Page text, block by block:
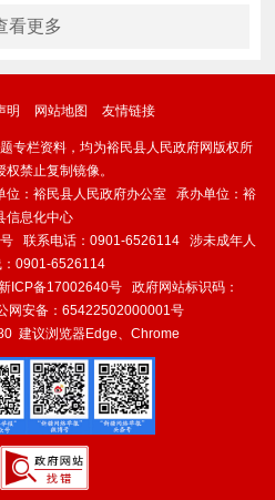
看更多
明 网站地图 友情链接
专栏资料，均为裕民县人民政府网版权所
权禁止复制镜像。
：裕民县人民政府办公室 承办单位：裕
信息化中心
联系电话：0901-6526114 涉未成年人
：0901-6526114
ICP备17002640号 政府网站标识码：
网安备： 65422502000001号
建议浏览器Edge、Chrome